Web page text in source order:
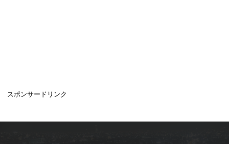
スポンサードリンク